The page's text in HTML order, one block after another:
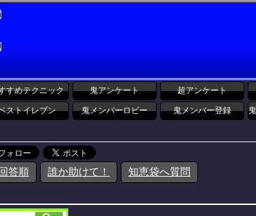
すめテクニック 鬼アンケート 超アンケート
ストイレブン 鬼メンバーロビー 鬼メンバー登録
答順 誰か助けて！ 知恵袋へ質問